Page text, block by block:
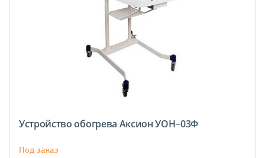
Устройство обогрева Аксион УОН−03Ф
Под заказ